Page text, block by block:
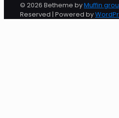
© 2026 Betheme byMuffin
Reserved | Powered by